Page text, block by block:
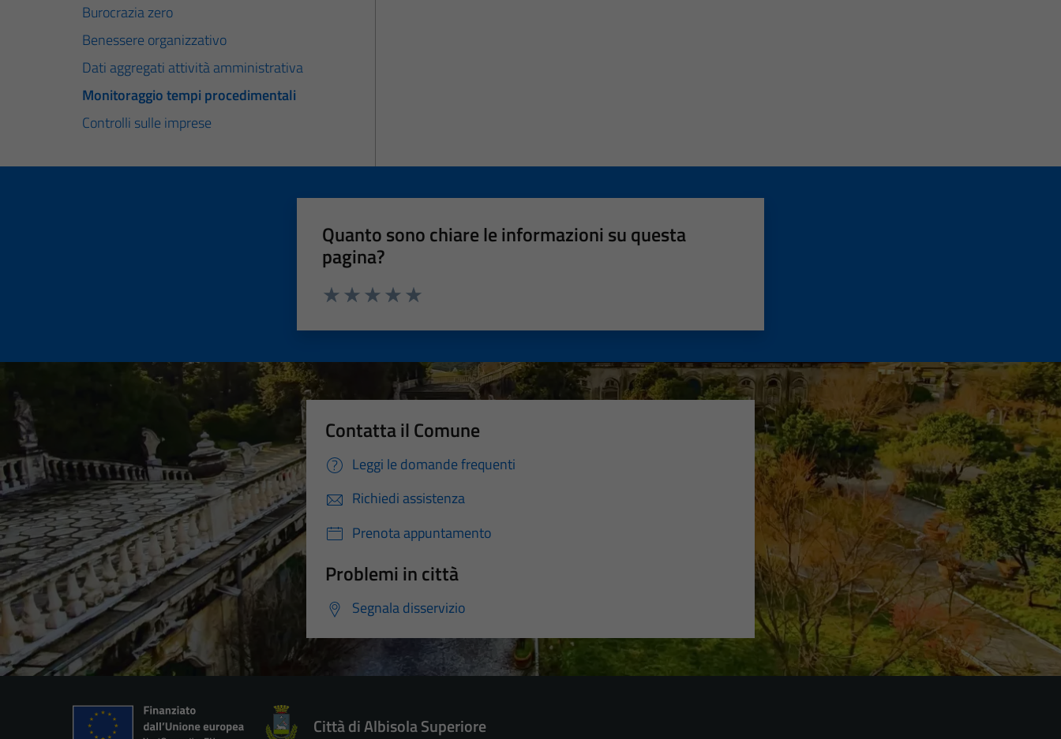
Burocrazia zero
Benessere organizzativo
Dati aggregati attività amministrativa
Monitoraggio tempi procedimentali
Controlli sulle imprese
Quanto sono chiare le informazioni su questa
pagina?
Contatta il Comune
Leggi le domande frequenti
Richiedi assistenza
Prenota appuntamento
Problemi in città
Segnala disservizio
Città di Albisola Superiore